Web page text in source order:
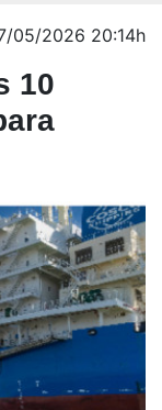
05/2026 20:14h
10